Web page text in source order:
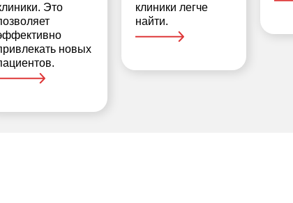
Это
новых
клиники легче
найти.